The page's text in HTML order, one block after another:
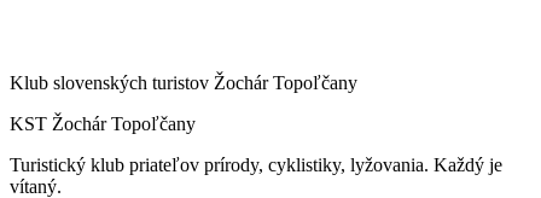
Klub slovenských turistov Žochár Topoľčany
KST Žochár Topoľčany
Turistický klub priateľov prírody, cyklistiky, lyžovania. Každý je
vítaný.